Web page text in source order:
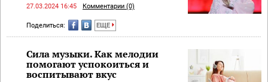
27.03.2024 16:45 Комментарии (0)
Поделиться: ЕЩЕ
Сила музыки. Как мелодии
помогают успокоиться и
воспитывают вкус